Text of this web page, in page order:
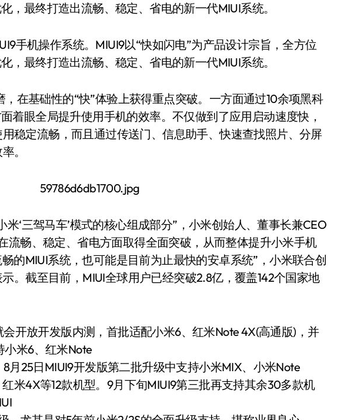
，最终打造出流畅、稳定、省电的新一代MIUI系统。
手机操作系统。MIUI9以“快如闪电”为产品设计宗旨，全方位
，最终打造出流畅、稳定、省电的新一代MIUI系统。
在基础性的“快”体验上获得重点突破。一方面通过10余项黑科
着眼全局提升使用手机的效率。不仅做到了应用启动速度快，
稳定流畅，而且通过传送门、信息助手、快速查找照片、分屏
。
‘三驾马车’模式的核心组成部分”，小米创始人、董事长兼CEO
流畅、稳定、省电方面取得全面突破，从而整体提升小米手机
的MIUI系统，也可能是目前为止最快的安卓系统”，小米联合创
。截至目前，MIUI全球用户已经突破2.8亿，覆盖142个国家地
开放开发版内测，首批适配小米6、红米Note 4X(高通版)，并
小米6、红米Note
月25日MIUI9开发版第二批升级中支持小米MIX、小米Note
米4X等12款机型。9月下旬MIUI9第三批再支持其余30多款机